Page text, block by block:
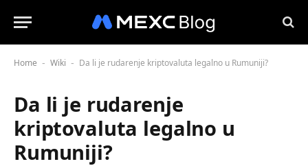
Home - Wiki - Da li je rudarenje kriptovaluta legalno u Rumuniji?
Da li je rudarenje
kriptovaluta legalno u
Rumuniji?